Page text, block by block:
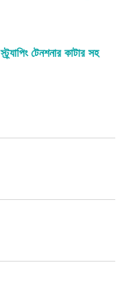
টেনশনার কাটার সহ